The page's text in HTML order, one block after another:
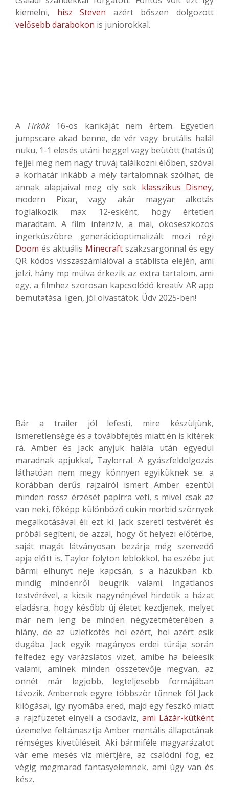
kiemelni, hisz Steven azért bőszen dolgozott
velősebb darabokon is juniorokkal.
A Firkák16-os karikáját nem értem. Egyetlen
jumpscare akad benne, de vér vagy brutális halál
nuku, 1-1 elesés utáni heggel vagy beütött (hatású)
fejjel meg nem nagy truváj találkozni élőben, szóval
a korhatár inkább a mély tartalomnak szólhat, de
annak alapjaival meg oly sok klasszikus Disney,
modern Pixar, vagy akár magyar alkotás
foglalkozik max 12-esként, hogy értetlen
maradtam. A film intenzív, a mai, okoseszközös
ingerküszöbre generációoptimalizált mozi régi
Doom és aktuális Minecraft szakzsargonnal és egy
QR kódos visszaszámlálóval a stáblista elején, ami
jelzi, hány mp múlva érkezik az extra tartalom, ami
egy, a filmhez szorosan kapcsolódó kreatív AR app
bemutatása. Igen, jól olvastátok. Üdv 2025-ben!
Bár a trailer jól lefesti, mire készüljünk,
ismeretlensége és a továbbfejtés miatt én is kitérek
rá. Amber és Jack anyjuk halála után egyedül
maradnak apjukkal, Taylorral. A gyászfeldolgozás
láthatóan nem megy könnyen egyiküknek se: a
korábban derűs rajzairól ismert Amber ezentúl
minden rossz érzését papírra veti, s mivel csak az
van neki, főképp különböző cukin morbid szörnyek
megalkotásával éli ezt ki. Jack szereti testvérét és
próbál segíteni, de azzal, hogy őt helyezi előtérbe,
saját magát látványosan bezárja még szenvedő
apja előtt is. Taylor folyton leblokkol, ha eszébe jut
bármi elhunyt neje kapcsán, s a házukban kb.
mindig mindenről beugrik valami. Ingatlanos
testvérével, a kicsik nagynénjével hirdetik a házat
eladásra, hogy később új életet kezdjenek, melyet
már nem leng be minden négyzetméterében a
hiány, de az üzletkötés hol ezért, hol azért esik
dugába. Jack egyik magányos erdei túrája során
felfedez egy varázslatos vizet, amibe ha beleesik
valami, aminek minden összetevője megvan, az
onnét már legjobb, legteljesebb formájában
távozik. Ambernek egyre többször tűnnek föl Jack
kilógásai, így nyomába ered, majd egy feszkó miatt
a rajzfüzetet elnyeli a csodavíz, ami Lázár-kútként
üzemelve feltámasztja Amber mentális állapotának
rémséges kivetüléseit. Aki bármiféle magyarázatot
vár eme mesés víz miértjére, az csalódni fog, ez
végig megmarad fantasyelemnek, ami úgy van és
kész.